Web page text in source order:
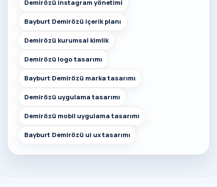
Demirözü instagram yönetimi
Bayburt Demirözü içerik planı
Demirözü kurumsal kimlik
Demirözü logo tasarımı
Bayburt Demirözü marka tasarımı
Demirözü uygulama tasarımı
Demirözü mobil uygulama tasarımı
Bayburt Demirözü ui ux tasarımı